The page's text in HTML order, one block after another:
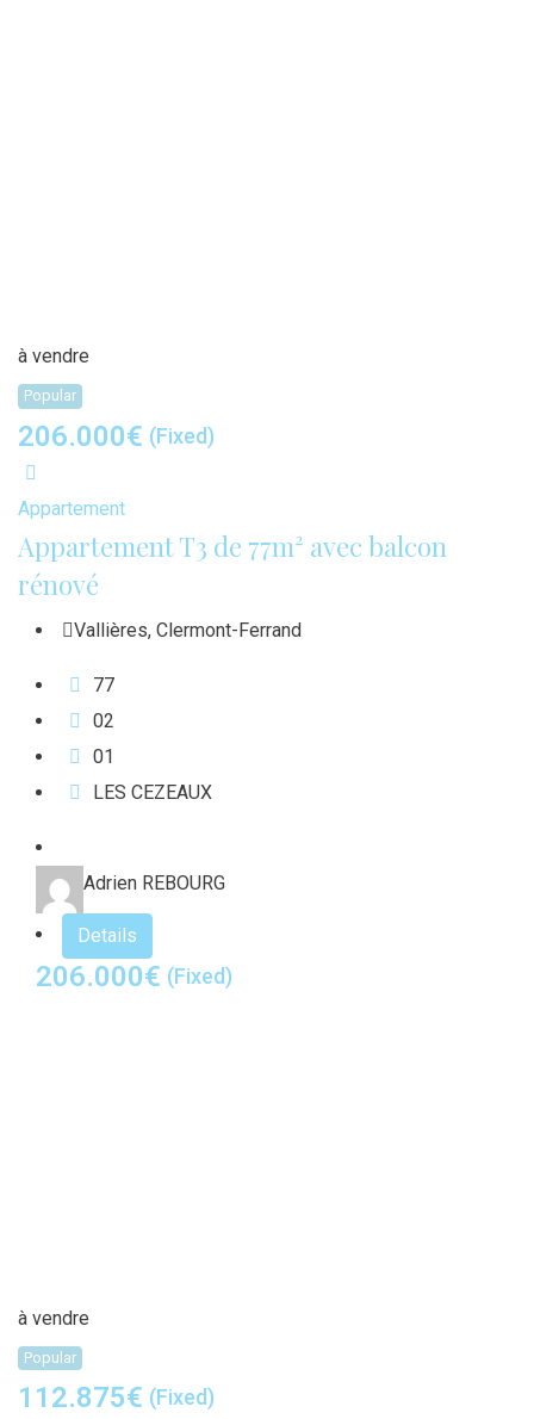
à vendre
Popular
206.000€ (Fixed)
Appartement
Appartement T3 de 77m² avec balcon
rénové
Vallières, Clermont-Ferrand
77
02
01
LES CEZEAUX
Adrien REBOURG
Details
206.000€ (Fixed)
à vendre
Popular
112.875€ (Fixed)